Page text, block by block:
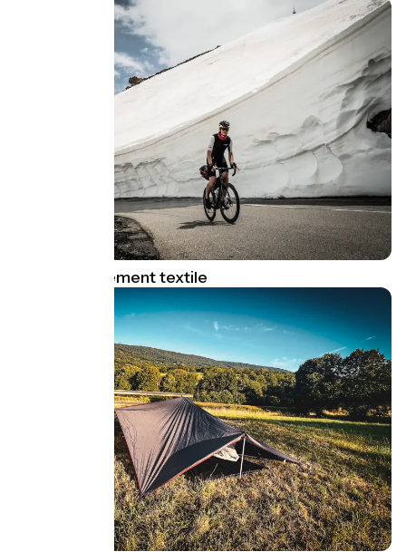
Guide équipement textile